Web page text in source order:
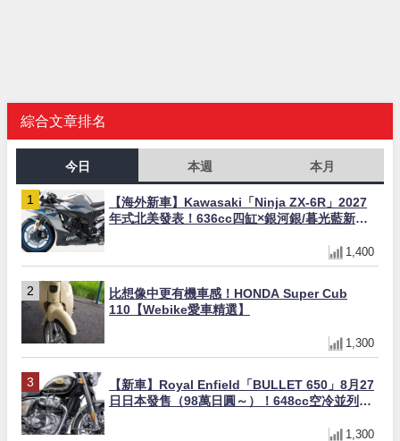
綜合文章排名
今日 本週 本月
【海外新車】Kawasaki「Ninja ZX-6R」2027
年式北美發表！636cc四缸×銀河銀/暮光藍新色
1,400
比想像中更有機車感！HONDA Super Cub
110【Webike愛車精選】
1,300
【新車】Royal Enfield「BULLET 650」8月27
日日本發售（98萬日圓～）！648cc空冷並列雙
1,300